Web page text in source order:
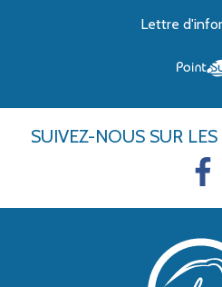
Lettre
SUIVEZ-NOUS SUR